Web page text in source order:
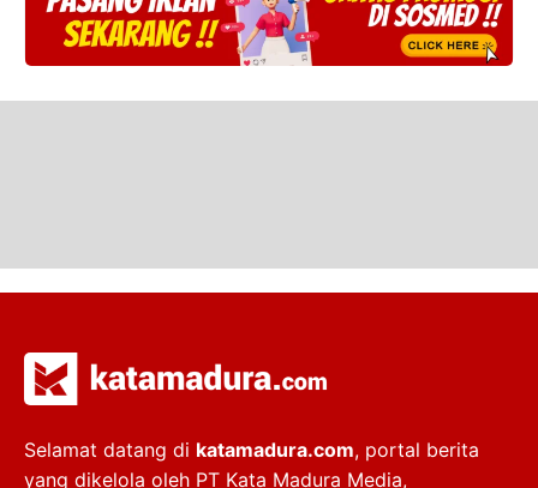
Selamat datang di katamadura.com, portal berita
yang dikelola oleh PT Kata Madura Media,